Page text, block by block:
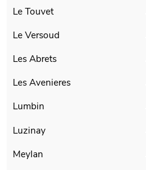
Le Touvet
Le Versoud
Les Abrets
Les Avenieres
Lumbin
Luzinay
Meylan